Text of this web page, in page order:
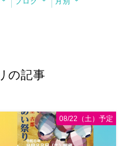
の記事
08/22（土）予定